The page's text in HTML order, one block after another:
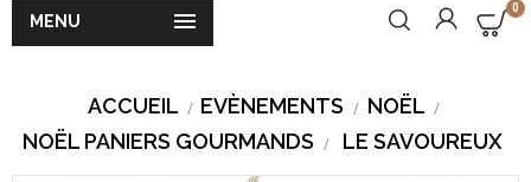

MENU
0
ACCUEIL EVÈNEMENTS
NOËL
NOËL PANIERS GOURMANDS
LE SAVOUREUX